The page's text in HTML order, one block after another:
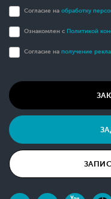
Согласие на обработку
Ознакомлен с Политикой
Согласие на получение